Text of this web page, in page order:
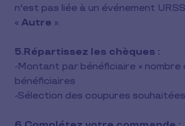
n'est pas liée à un événement
« Autre ».
5.Répartissez les chèques :
-Montant par bénéficiaire × nombre
bénéficiaires
-Sélection des coupures souhaitées